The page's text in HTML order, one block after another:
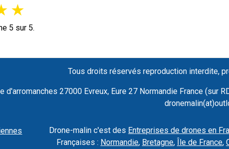
★
5 sur 5.
Tous droits réservés reproduction interdite,
d'arromanches 27000 Evreux, Eure 27 Normandie France (sur
Drone-malin c'est des Entreprises de drones en
Françaises : Normandie, Bretagne, Île de France,